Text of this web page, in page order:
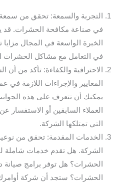
التجربة والسمعة: تحقق من
في صناعة مكافحة الحشرات. قد
الخبرة الواسعة في المجال مزايا
في التعامل مع مشاكل الحشرات
الاحترافية والكفاءة: تأكد من أن
المعايير والإجراءات اللازمة
يمكنك أن تتعرف على هذه
العملاء السابقين أو الاستفسار
التي تمتلكها الشركة.
الخدمات المقدمة: تحقق من
الشركة. هل تقدم خدمات شاملة
الحشرات؟ هل توفر برامج صيانة
الحشرات؟ ستجد أن شركة